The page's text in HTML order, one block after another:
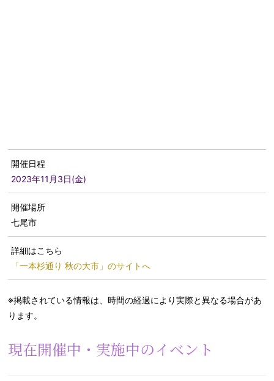
開催日程
2023年11月3日(金)
開催場所
七尾市
詳細はこちら
「一本杉通り 秋の大市」のサイトへ
※掲載されている情報は、時間の経過により実際と異なる場合があ
ります。
現在開催中・実施中のイベント